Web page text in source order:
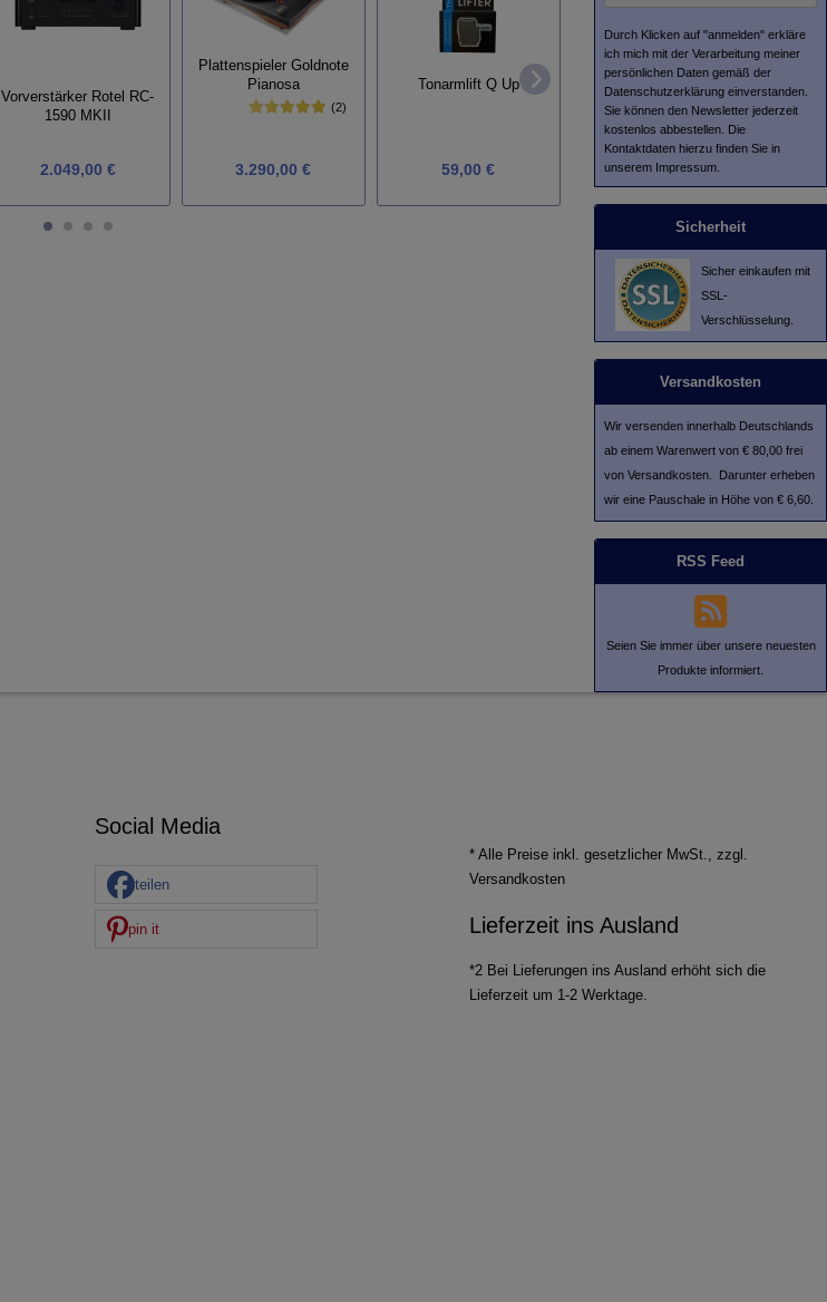
Vorverstärker Rotel RC-
1590 MKII
2.049,00 €
Plattenspieler Goldnote
Pianosa
(2)
3.290,00 €
Tonarmlift Q Up
59,00 €
Chinch-Kabel van den
Hul The Rock
ab499,00 €
Durch Klicken auf "anmelden" erkläre
ich mich mit der Verarbeitung meiner
persönlichen Daten gemäß der
Datenschutzerklärung einverstanden.
Sie können den Newsletter jederzeit
kostenlos abbestellen. Die
Kontaktdaten hierzu finden Sie in
unserem Impressum.
Sicherheit
Sicher einkaufen mit
SSL-
Verschlüsselung.
Versandkosten
Wir versenden innerhalb Deutschlands
ab einem Warenwert von € 80,00 frei
von Versandkosten. Darunter erheben
wir eine Pauschale in Höhe von € 6,60.
RSS Feed
Seien Sie immer über unsere neuesten
Produkte informiert.
Social Media
teilen
pin it
* Alle Preise inkl. gesetzlicher MwSt., zzgl.
Versandkosten
Lieferzeit ins Ausland
*2 Bei Lieferungen ins Ausland erhöht sich die
Lieferzeit um 1-2 Werktage.